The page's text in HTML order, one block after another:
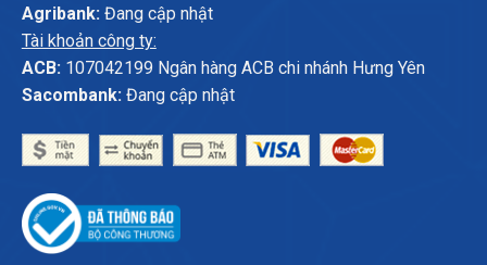
Agribank:Đang cập nhật
Tài khoản công ty:
ACB:107042199 Ngân hàng ACB chi nhánh Hưng Yên
Sacombank:Đang cập nhật